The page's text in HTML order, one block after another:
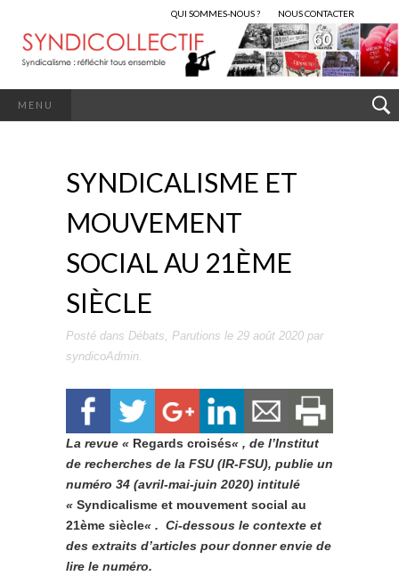
QUI SOMMES-NOUS ? NOUS CONTACTER
MENU
SYNDICALISME ET
MOUVEMENT
SOCIAL AU 21ÈME
SIÈCLE
Posté dans Débats, Parutions le 29 août 2020 par
syndicoAdmin.
La revue « Regards croisés« , de l’Institut
de recherches de la FSU (IR-FSU), publie un
numéro 34 (avril-mai-juin 2020) intitulé
« Syndicalisme et mouvement social au
21ème siècle« . Ci-dessous le contexte et
des extraits d’articles pour donner envie de
lire le numéro.